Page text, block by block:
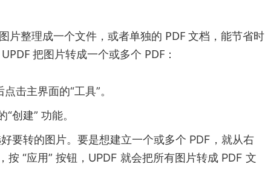
片整理成一个文件，或者单独的 PDF 文档，能节省时
把图片转成一个或多个 PDF：
击主界面的“工具”。
创建” 功能。
要转的图片。要是想建立一个或多个 PDF，就从右
按 “应用” 按钮，UPDF 就会把所有图片转成 PDF 文